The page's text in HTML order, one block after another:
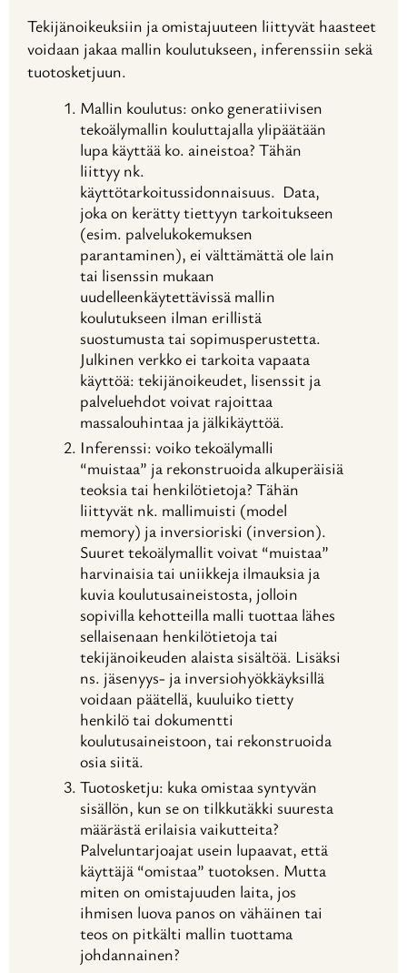
Tekijänoikeuksiin ja omistajuuteen liittyvät haasteet
voidaan jakaa mallin koulutukseen, inferenssiin sekä
tuotosketjuun.
Mallin koulutus: onko generatiivisen
tekoälymallin kouluttajalla ylipäätään
lupa käyttää ko. aineistoa? Tähän
liittyy nk.
käyttötarkoitussidonnaisuus. Data,
joka on kerätty tiettyyn tarkoitukseen
(esim. palvelukokemuksen
parantaminen), ei välttämättä ole lain
tai lisenssin mukaan
uudelleenkäytettävissä mallin
koulutukseen ilman erillistä
suostumusta tai sopimusperustetta.
Julkinen verkko ei tarkoita vapaata
käyttöä: tekijänoikeudet, lisenssit ja
palveluehdot voivat rajoittaa
massalouhintaa ja jälkikäyttöä.
Inferenssi: voiko tekoälymalli
“muistaa” ja rekonstruoida alkuperäisiä
teoksia tai henkilötietoja? Tähän
liittyvät nk. mallimuisti (model
memory) ja inversioriski (inversion).
Suuret tekoälymallit voivat “muistaa”
harvinaisia tai uniikkeja ilmauksia ja
kuvia koulutusaineistosta, jolloin
sopivilla kehotteilla malli tuottaa lähes
sellaisenaan henkilötietoja tai
tekijänoikeuden alaista sisältöä. Lisäksi
ns. jäsenyys- ja inversiohyökkäyksillä
voidaan päätellä, kuuluiko tietty
henkilö tai dokumentti
koulutusaineistoon, tai rekonstruoida
osia siitä.
Tuotosketju: kuka omistaa syntyvän
sisällön, kun se on tilkkutäkki suuresta
määrästä erilaisia vaikutteita?
Palveluntarjoajat usein lupaavat, että
käyttäjä “omistaa” tuotoksen. Mutta
miten on omistajuuden laita, jos
ihmisen luova panos on vähäinen tai
teos on pitkälti mallin tuottama
johdannainen?